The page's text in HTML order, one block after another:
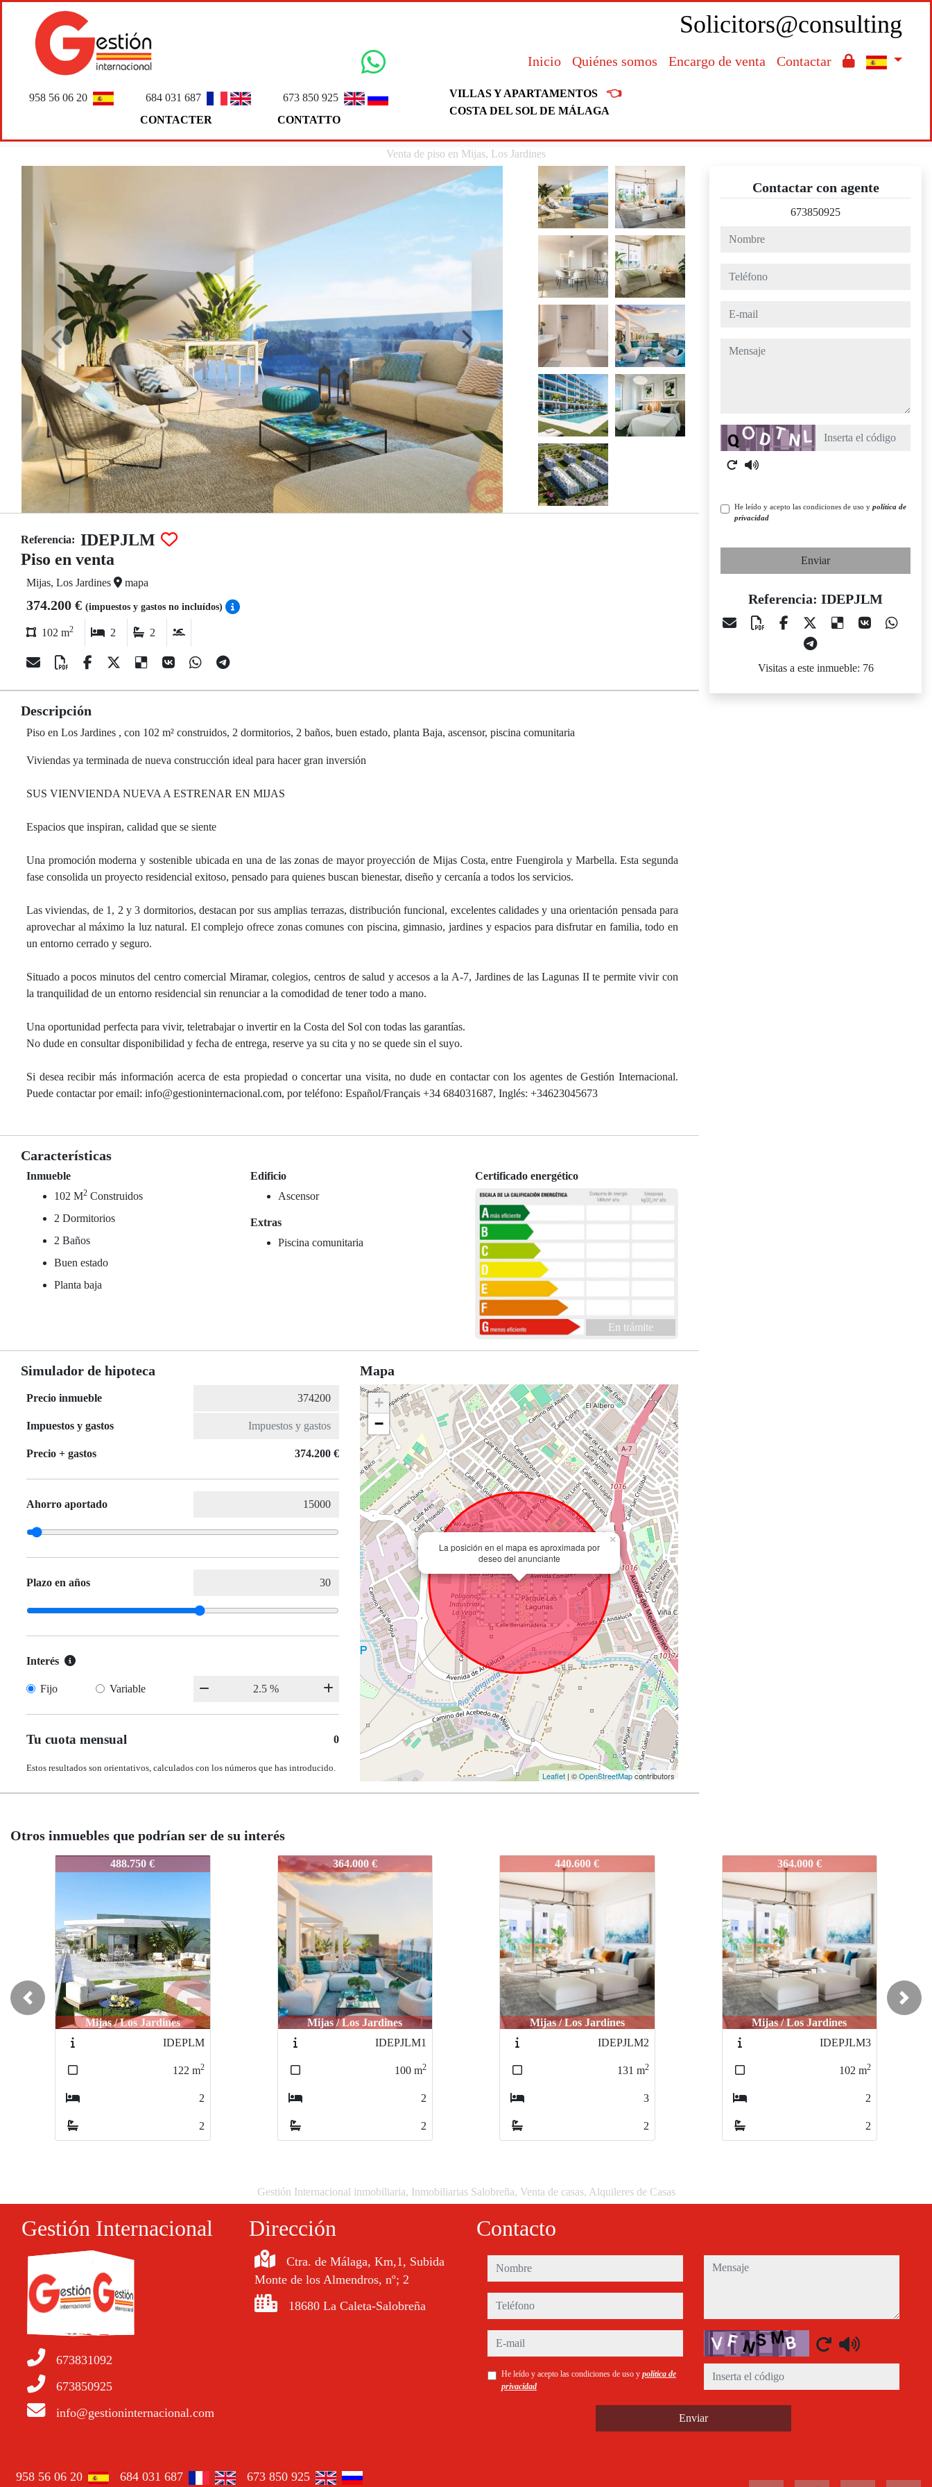
Solicitors@consulting
Inicio Quiénes somos Encargo de venta Contactar
958 56 06 20
684 031 687
CONTACTER
673 850 925
CONTATTO
VILLAS Y APARTAMENTOS 👈
COSTA DEL SOL DE MÁLAGA
Venta de piso en Mijas, Los Jardines
Referencia: IDEPJLM
Piso en venta
Mijas, Los Jardines mapa
374.200 € (impuestos y gastos no incluídos)
102 m2 2 2
Descripción
Piso en Los Jardines , con 102 m² construidos, 2 dormitorios, 2 baños, buen estado, planta Baja, ascensor, piscina comunitaria
Viviendas ya terminada de nueva construcción ideal para hacer gran inversión
SUS VIENVIENDA NUEVA A ESTRENAR EN MIJAS
Espacios que inspiran, calidad que se siente
Una promoción moderna y sostenible ubicada en una de las zonas de mayor proyección de Mijas Costa, entre Fuengirola y Marbella. Esta segunda
fase consolida un proyecto residencial exitoso, pensado para quienes buscan bienestar, diseño y cercanía a todos los servicios.
Las viviendas, de 1, 2 y 3 dormitorios, destacan por sus amplias terrazas, distribución funcional, excelentes calidades y una orientación pensada para
aprovechar al máximo la luz natural. El complejo ofrece zonas comunes con piscina, gimnasio, jardines y espacios para disfrutar en familia, todo en
un entorno cerrado y seguro.
Situado a pocos minutos del centro comercial Miramar, colegios, centros de salud y accesos a la A-7, Jardines de las Lagunas II te permite vivir con
la tranquilidad de un entorno residencial sin renunciar a la comodidad de tener todo a mano.
Una oportunidad perfecta para vivir, teletrabajar o invertir en la Costa del Sol con todas las garantías.
No dude en consultar disponibilidad y fecha de entrega, reserve ya su cita y no se quede sin el suyo.
Si desea recibir más información acerca de esta propiedad o concertar una visita, no dude en contactar con los agentes de Gestión Internacional.
Puede contactar por email: info@gestioninternacional.com, por teléfono: Español/Français +34 684031687, Inglés: +34623045673
Características
Inmueble
102 M2 Construidos
2 Dormitorios
2 Baños
Buen estado
Planta baja
Edificio
Ascensor
Extras
Piscina comunitaria
Certificado energético
En trámite
Simulador de hipoteca
Precio inmueble
Impuestos y gastos
Precio + gastos 374.200 €
Ahorro aportado
Plazo en años
Interés
Fijo Variable
Tu cuota mensual 0
Estos resultados son orientativos, calculados con los números que has introducido.
Mapa
La posición en el mapa es aproximada por
deseo del anunciante
×
+
−
Leaflet | ©OpenStreetMapcontributors
Contactar con agente
673850925
nombre
teléfono
e-mail
mensaje
Captcha
He leído y acepto las condiciones de uso y política de
privacidad
Enviar
Referencia: IDEPJLM
Visitas a este inmueble: 76
Otros inmuebles que podrían ser de su interés
IDEPJLM364.000 €
Mijas / Los Jardines
IDEPJLM1
100 m2
2
2
IDEPJLM440.600 €
Mijas / Los Jardines
IDEPJLM2
131 m2
3
2
IDEPJLM364.000 €
Mijas / Los Jardines
IDEPJLM3
102 m2
2
2
IDEPJLM385.200 €
Mijas / Los Jardines
IDEPJLM4
102 m2
2
2
Previous Next
Gestión Internacional inmobiliaria, Inmobiliarias Salobreña, Venta de casas, Alquileres de Casas
Gestión Internacional
673831092
673850925
info@gestioninternacional.com
Dirección
Ctra. de Málaga, Km,1, Subida
Monte de los Almendros, nº; 2
18680 La Caleta-Salobreña
Contacto
nombre
teléfono
e-mail
He leído y acepto las condiciones de uso y política de
privacidad
mensaje
Captcha
Enviar
958 56 06 20 684 031 687 673 850 925